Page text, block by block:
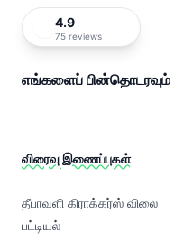
4.9
75 reviews
எங்களைப் பின்தொடரவும்
விரைவு இணைப்புகள்
தீபாவளி கிராக்கர்ஸ் விலை
பட்டியல்